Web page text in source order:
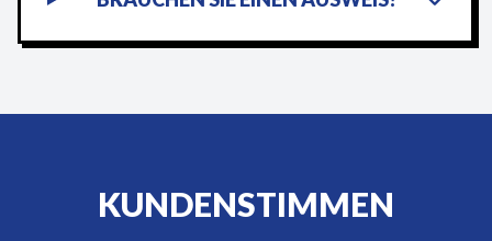
KUNDENSTIMMEN